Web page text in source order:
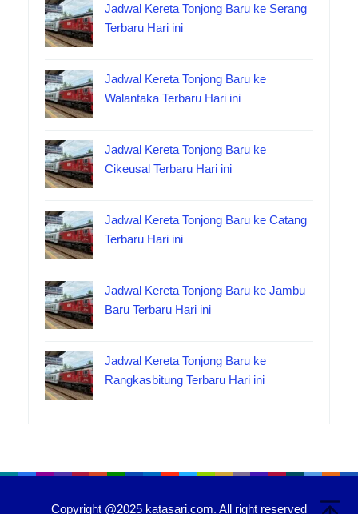
Jadwal Kereta Tonjong Baru ke Serang
Terbaru Hari ini
Jadwal Kereta Tonjong Baru ke
Walantaka Terbaru Hari ini
Jadwal Kereta Tonjong Baru ke
Cikeusal Terbaru Hari ini
Jadwal Kereta Tonjong Baru ke Catang
Terbaru Hari ini
Jadwal Kereta Tonjong Baru ke Jambu
Baru Terbaru Hari ini
Jadwal Kereta Tonjong Baru ke
Rangkasbitung Terbaru Hari ini
Copyright @2025 katasari.com. All right reserved